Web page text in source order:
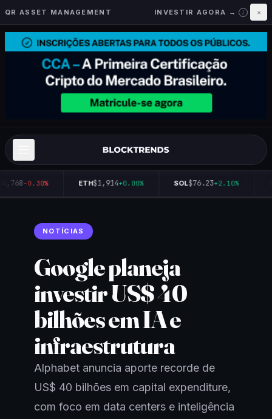
QR ASSET MANAGEMENT INVESTIR AGORA → i ×
-0.30% ETH$1,914+0.00% SOL$76.23+2.10%
NOTÍCIAS
Google planeja
investir US$ 40
bilhões em IA e
infraestrutura
Alphabet anuncia aporte recorde de
US$ 40 bilhões em capital expenditure,
com foco em data centers e inteligência